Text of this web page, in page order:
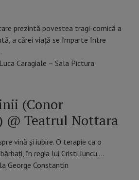
prezintă povestea tragi-comică a
a cărei viață se împarte între
Caragiale – Sala Pictura
(Conor
@ Teatrul Nottara
vină și iubire. O terapie ca o
în regia lui Cristi Juncu.…
George Constantin